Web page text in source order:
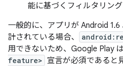
能に基づくフィルタリング
一般的に、アプリが Android
計されている場合、
用できないため、Google Play
feature> 宣言が必須であると